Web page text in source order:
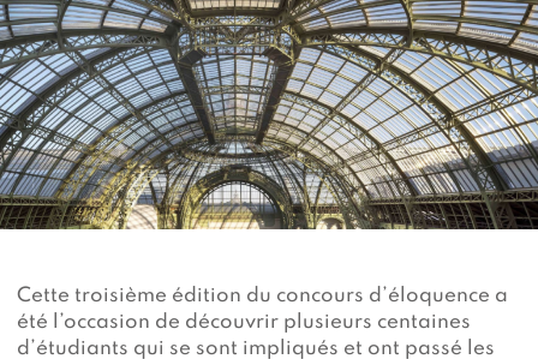
Témoignages du terrain
Vies de primates
Les héros du JGI France
Devenir membre du "Cercle des Amis de Jane"
Faire un don
Devenir Chimp Guardian
Agir avec Roots & Shoots
Devenir bénévole
Cette troisième édition du concours d’éloquence a
été l’occasion de découvrir plusieurs centaines
d’étudiants qui se sont impliqués et ont passé les